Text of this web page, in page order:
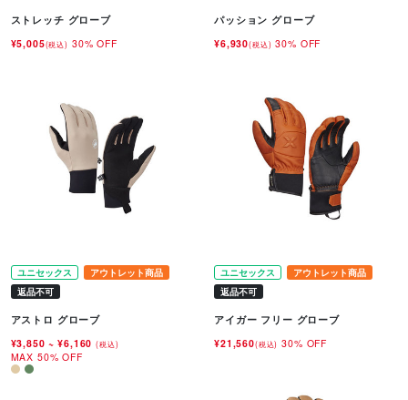
ストレッチ グローブ
¥5,005(税込) 30% OFF
パッション グローブ
¥6,930(税込) 30% OFF
ユニセックス
アウトレット商品
返品不可
アストロ グローブ
¥3,850~ ¥6,160(税込)
MAX 50% OFF
ユニセックス
アウトレット商品
返品不可
アイガー フリー グローブ
¥21,560(税込) 30% OFF